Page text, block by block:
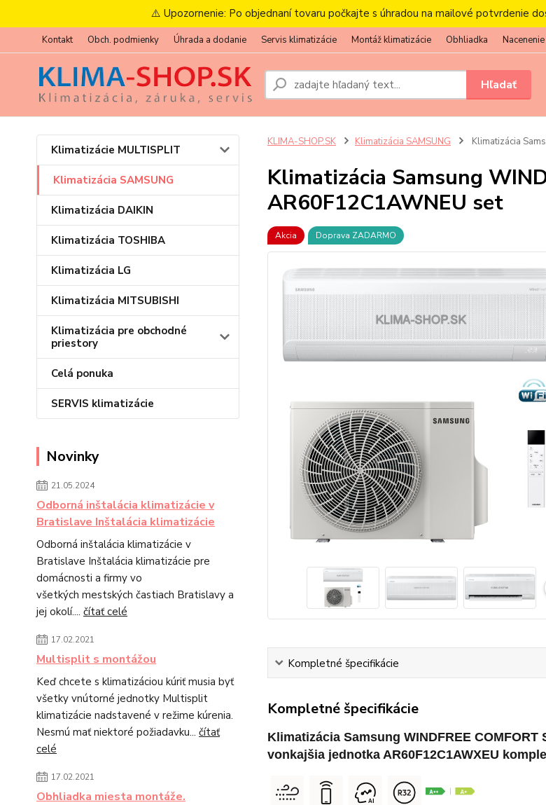
⚠️ Upozornenie: Po objednaní tovaru počkajte s úhradou na mailové potvrdenie
Kontakt Obch. podmienky Úhrada a dodanie Servis klimatizácie Montáž klimatizácie Obhliadka
Hľadať
Klimatizácie MULTISPLIT
Klimatizácia SAMSUNG
Klimatizácia DAIKIN
Klimatizácia TOSHIBA
Klimatizácia LG
Klimatizácia MITSUBISHI
Klimatizácia pre obchodné
priestory
Celá ponuka
SERVIS klimatizácie
Novinky
21.05.2024
Odborná inštalácia klimatizácie v
Bratislave Inštalácia klimatizácie
Odborná inštalácia klimatizácie v
Bratislave Inštalácia klimatizácie pre
domácnosti a firmy vo
všetkých mestských častiach Bratislavy a
jej okolí.... čítať celé
17.02.2021
Multisplit s montážou
Keď chcete s klimatizáciou kúriť musia byť
všetky vnútorné jednotky Multisplit
klimatizácie nadstavené v režime kúrenia.
Nesmú mať niektoré požiadavku... čítať
celé
17.02.2021
Obhliadka miesta montáže.
KLIMA-SHOP.SK Klimatizácia SAMSUNG Klimatizácia
Klimatizácia Samsung
AR60F12C1AWNEU set
Akcia Doprava ZADARMO
Kompletné špecifikácie
Kompletné špecifikácie
Klimatizácia Samsung WINDFREE COMFORT
vonkajšia jednotka AR60F12C1AWXEU